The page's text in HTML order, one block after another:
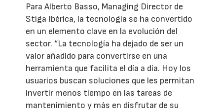
Para Alberto Basso, Managing Director de
Stiga Ibérica, la tecnología se ha convertido
en un elemento clave en la evolución del
sector. “La tecnología ha dejado de ser un
valor añadido para convertirse en una
herramienta que facilita el día a día. Hoy los
usuarios buscan soluciones que les permitan
invertir menos tiempo en las tareas de
mantenimiento y más en disfrutar de su